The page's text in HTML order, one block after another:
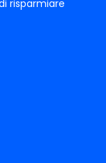
risparmiare